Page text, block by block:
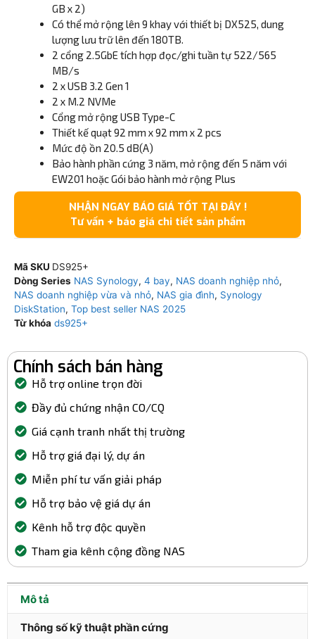
GB x 2)
Có thể mở rộng lên 9 khay với thiết bị DX525, dung
lượng lưu trữ lên đến 180TB.
2 cổng 2.5GbE tích hợp đọc/ghi tuần tự 522/565
MB/s
2 x USB 3.2 Gen 1
2 x M.2 NVMe
Cổng mở rộng USB Type-C
Thiết kế quạt 92 mm x 92 mm x 2 pcs
Mức độ ồn 20.5 dB(A)
Bảo hành phần cứng 3 năm, mở rộng đến 5 năm với
EW201 hoặc Gói bảo hành mở rộng Plus
NHẬN NGAY BÁO GIÁ TỐT TẠI ĐÂY !
Tư vấn + báo giá chi tiết sản phẩm
Mã SKU DS925+
Dòng Series NAS Synology, 4 bay, NAS doanh nghiệp nhỏ,
NAS doanh nghiệp vừa và nhỏ, NAS gia đình, Synology
DiskStation, Top best seller NAS 2025
Từ khóa ds925+
Chính sách bán hàng
Hỗ trợ online trọn đời
Đầy đủ chứng nhận CO/CQ
Giá cạnh tranh nhất thị trường
Hỗ trợ giá đại lý, dự án
Miễn phí tư vấn giải pháp
Hỗ trợ bảo vệ giá dự án
Kênh hỗ trợ độc quyền
Tham gia kênh cộng đồng NAS
Mô tả
Thông số kỹ thuật phần cứng